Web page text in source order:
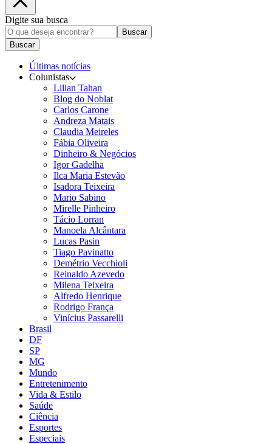
Digite sua busca
Buscar
Buscar
Últimas notícias
Colunistas
Lilian Tahan
Blog do Noblat
Carlos Carone
Andreza Matais
Claudia Meireles
Fábia Oliveira
Dinheiro & Negócios
Igor Gadelha
Ilca Maria Estevão
Isadora Teixeira
Mario Sabino
Mirelle Pinheiro
Tácio Lorran
Manoela Alcântara
Lucas Pasin
Tiago Pavinatto
Demétrio Vecchioli
Reinaldo Azevedo
Milena Teixeira
Alfredo Henrique
Rodrigo França
Vinícius Passarelli
Brasil
DF
SP
MG
Mundo
Entretenimento
Vida & Estilo
Saúde
Ciência
Esportes
Especiais